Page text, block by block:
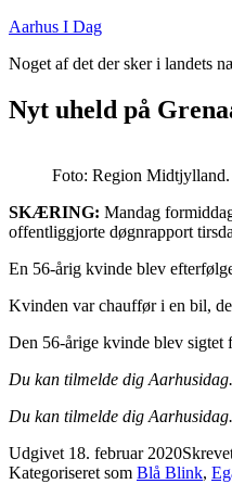
Fortsæt
indhold
Aarhus I Dag
Noget af det der sker i landets
Nyt uheld på
Foto: Region Midtjylland.
SKÆRING: Mandag
offentliggjorte døgnrapport
En 56-årig kvinde blev
Kvinden var chauffør i en bil,
Den 56-årige kvinde blev sigtet
Du kan tilmelde dig
Du kan tilmelde dig
Udgivet 18. februar 2020
Kategoriseret som Blå Blink,